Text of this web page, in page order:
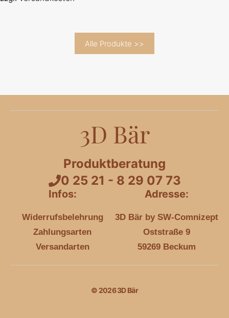
Alle Produkte >>
3D Bär
Produktberatung
0 25 21 - 8 29 07 73
Infos:
Widerrufsbelehrung
Zahlungsarten
Versandarten
Adresse:
3D Bär by SW-Comnizept
Oststraße 9
59269 Beckum
© 2026 3D Bär